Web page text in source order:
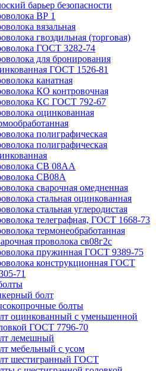
барьер безопасности
ВР 1
вязальная
гвоздильная (торговая)
ГОСТ 3282-74
для бронирования
ГОСТ 1526-81
канатная
КО контровочная
КС ГОСТ 792-67
оцинкованная
полиграфическая
полиграфическая
СВ 08АА
СВ08А
сварочная омедненная
стальная оцинкованная
стальная углеродистая
телеграфная, ГОСТ 1668-73
термонеобработанная
проволока св08г2с
пружинная ГОСТ 9389-75
конструкционная ГОСТ
71
болт
болты
оцинкованный с уменьшенной
ГОСТ 7796-70
лемешный
мебельный с усом
шестигранный ГОСТ